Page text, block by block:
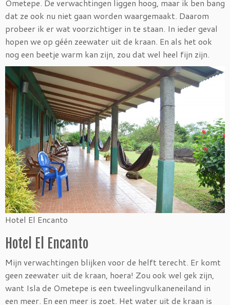
Ometepe. De verwachtingen liggen hoog, maar ik ben bang
dat ze ook nu niet gaan worden waargemaakt. Daarom
probeer ik er wat voorzichtiger in te staan. In ieder geval
hopen we op géén zeewater uit de kraan. En als het ook
nog een beetje warm kan zijn, zou dat wel heel fijn zijn.
Hotel El Encanto
Hotel El Encanto
Mijn verwachtingen blijken voor de helft terecht. Er komt
geen zeewater uit de kraan, hoera! Zou ook wel gek zijn,
want Isla de Ometepe is een tweelingvulkaneneiland in
een meer. En een meer is zoet. Het water uit de kraan is